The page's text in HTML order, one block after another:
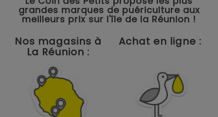
grandes marques de puériculture aux
meilleurs prix sur l'île de la Réunion !
Nos magasins à
La Réunion :
Achat en ligne :